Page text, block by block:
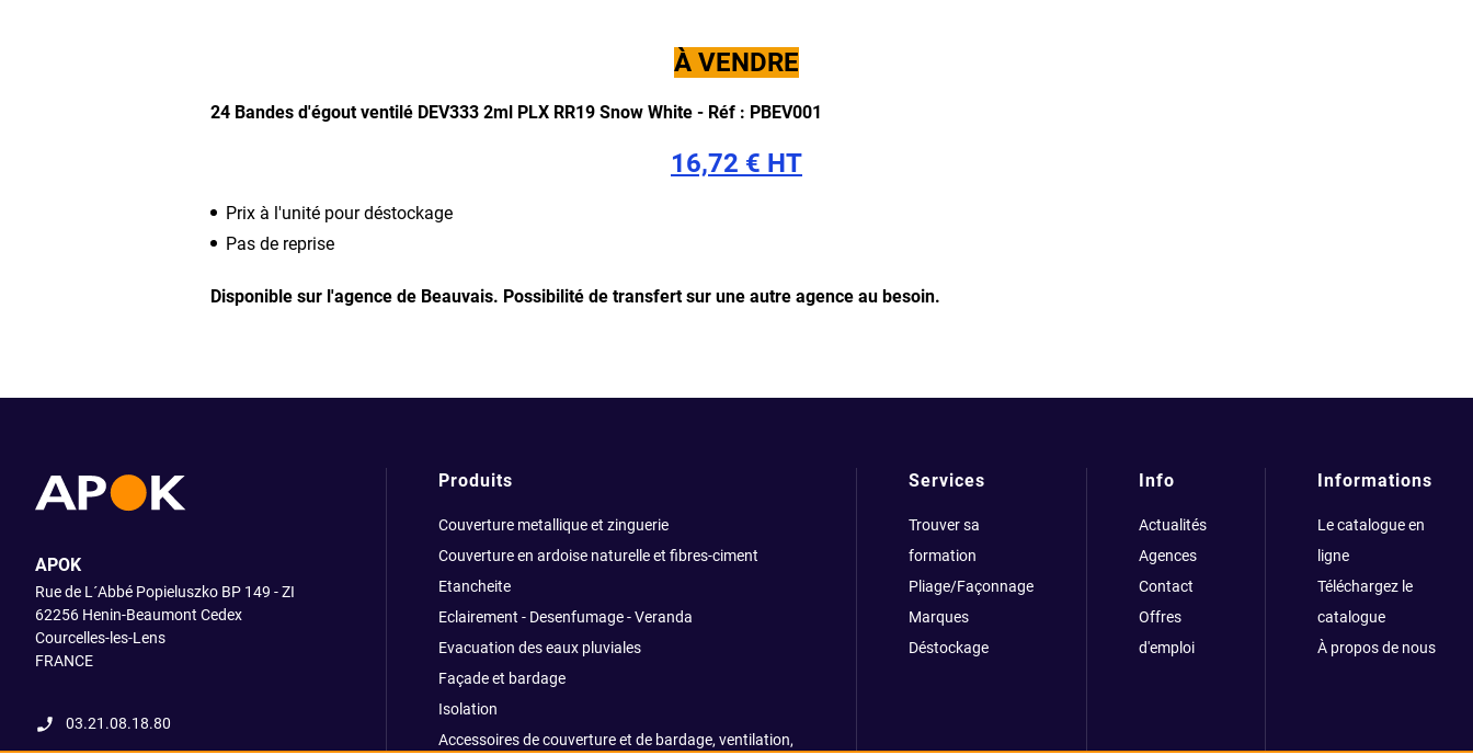
À VENDRE
24 Bandes d'égout ventilé DEV333 2ml PLX RR19 Snow White - Réf : PBEV001
16,72 € HT
Prix à l'unité pour déstockage
Pas de reprise
Disponible sur l'agence de Beauvais. Possibilité de transfert sur une autre agence au besoin.
APOK
Rue de L´Abbé Popieluszko BP 149 - ZI
62256 Henin-Beaumont Cedex
Courcelles-les-Lens
FRANCE
03.21.08.18.80
Produits
Couverture metallique et zinguerie
Couverture en ardoise naturelle et fibres-ciment
Etancheite
Eclairement - Desenfumage - Veranda
Evacuation des eaux pluviales
Façade et bardage
Isolation
Accessoires de couverture et de bardage, ventilation,
Services
Trouver sa
formation
Pliage/Façonnage
Marques
Déstockage
Info
Actualités
Agences
Contact
Offres
d'emploi
Informations
Le catalogue en
ligne
Téléchargez le
catalogue
À propos de nous